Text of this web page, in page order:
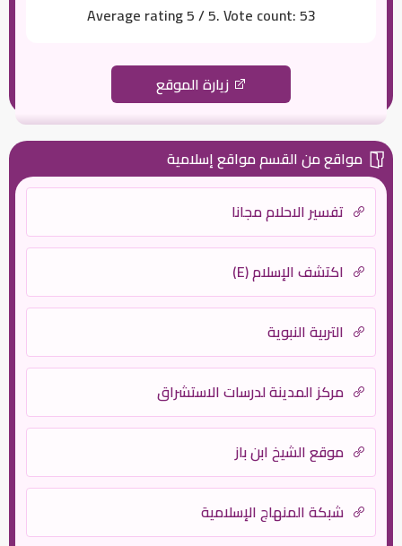
Average rating5/ 5. Vote count:53
زيارة الموقع
مواقع من القسم مواقع إسلامية
تفسير الاحلام مجانا
اكتشف الإسلام (E)
التربية النبوية
مركز المدينة لدرسات الاستشراق
موقع الشيخ ابن باز
شبكة المنهاج الإسلامية